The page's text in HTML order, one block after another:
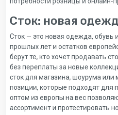
Сток: новая
Сток — это новая одежда, обувь
прошлых лет и остатков
берут те, кто хочет продавать
без переплаты за новые
сток для магазина, шоурума или
позиции, которые подходят для
оптом из европы на вес
ассортимент и протестировать